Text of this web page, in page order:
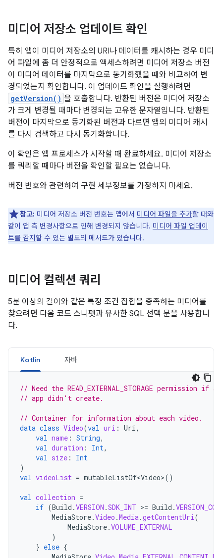
미디어 저장소 업데이트 확인
특히 앱이 미디어 저장소의 URI나 데이터를 캐시하는 경우 미디
어 파일에 좀 더 안정적으로 액세스하려면 미디어 저장소 버전
이 미디어 데이터를 마지막으로 동기화했을 때와 비교하여 변
경되었는지 확인합니다. 이 업데이트 확인을 실행하려면
getVersion() 을 호출합니다. 반환된 버전은 미디어 저장소
가 크게 변경될 때마다 변경되는 고유한 문자열입니다. 반환된
버전이 마지막으로 동기화된 버전과 다르면 앱의 미디어 캐시
를 다시 검색하고 다시 동기화합니다.
이 확인은 앱 프로세스가 시작할 때 완료하세요. 미디어 저장소
를 쿼리할 때마다 버전을 확인할 필요는 없습니다.
버전 번호와 관련하여 구현 세부정보를 가정하지 마세요.
참고: 미디어 저장소 버전 번호는 앱에서 미디어 파일을 추가할 때와
같이 앱 측 변경사항으로 인해 변경되지 않습니다. 미디어 파일 업데이
트를 감지할 수 있는 별도의 메서드가 있습니다.
미디어 컬렉션 쿼리
5분 이상의 길이와 같은 특정 조건 집합을 충족하는 미디어를
찾으려면 다음 코드 스니펫과 유사한 SQL 선택 문을 사용합니
다.
Kotlin 자바
// Need the READ_EXTERNAL_STORAGE
// app didn't create.
// Container for information about each video.
data class Video(val uri : Uri,
val name : String,
val duration : Int,
val size :
Int
)
val videoList = mutableListOf<Video>()
val collection =
if (Build .VERSION .SDK_INT >= Build .
MediaStore.Video .Media.getContentUri(
MediaStore.VOLUME_EXTERNAL
)
} else {